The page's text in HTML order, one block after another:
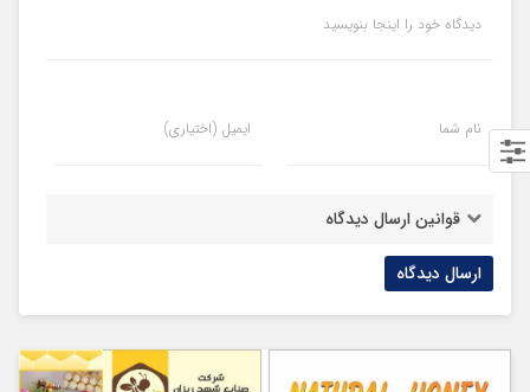
دیدگاه خود را اینجا بنویسید
نام شما ایمیل (اختیاری)
قوانین ارسال دیدگاه